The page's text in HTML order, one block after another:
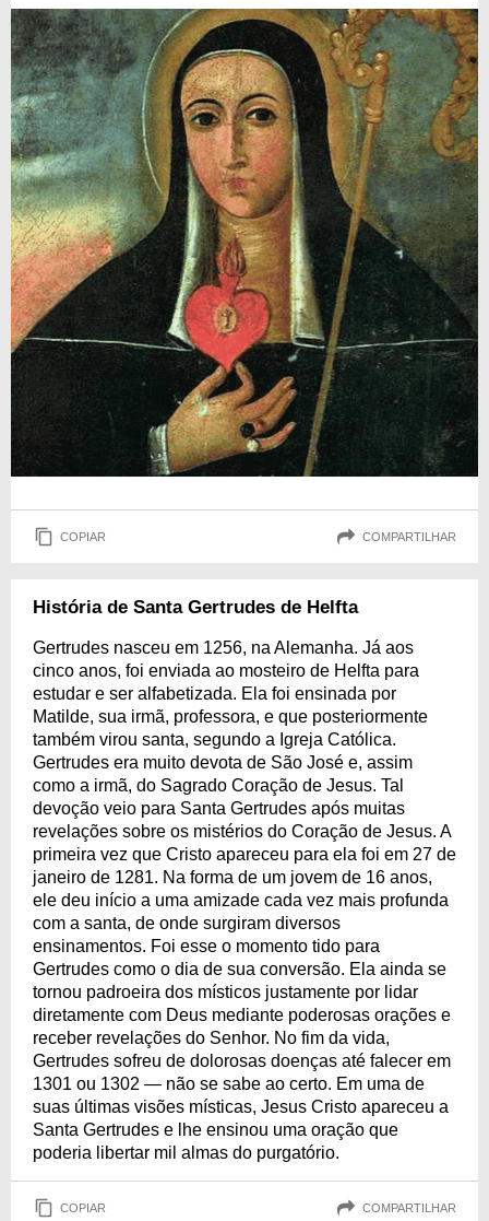
COPIAR COMPARTILHAR
História de Santa Gertrudes de Helfta
Gertrudes nasceu em 1256, na Alemanha. Já aos
cinco anos, foi enviada ao mosteiro de Helfta para
estudar e ser alfabetizada. Ela foi ensinada por
Matilde, sua irmã, professora, e que posteriormente
também virou santa, segundo a Igreja Católica.
Gertrudes era muito devota de São José e, assim
como a irmã, do Sagrado Coração de Jesus. Tal
devoção veio para Santa Gertrudes após muitas
revelações sobre os mistérios do Coração de Jesus. A
primeira vez que Cristo apareceu para ela foi em 27 de
janeiro de 1281. Na forma de um jovem de 16 anos,
ele deu início a uma amizade cada vez mais profunda
com a santa, de onde surgiram diversos
ensinamentos. Foi esse o momento tido para
Gertrudes como o dia de sua conversão. Ela ainda se
tornou padroeira dos místicos justamente por lidar
diretamente com Deus mediante poderosas orações e
receber revelações do Senhor. No fim da vida,
Gertrudes sofreu de dolorosas doenças até falecer em
1301 ou 1302 — não se sabe ao certo. Em uma de
suas últimas visões místicas, Jesus Cristo apareceu a
Santa Gertrudes e lhe ensinou uma oração que
poderia libertar mil almas do purgatório.
COPIAR COMPARTILHAR